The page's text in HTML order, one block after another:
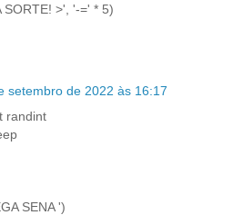
SORTE! >', '-=' * 5)
setembro de 2022 às 16:17
randint
SENA ')